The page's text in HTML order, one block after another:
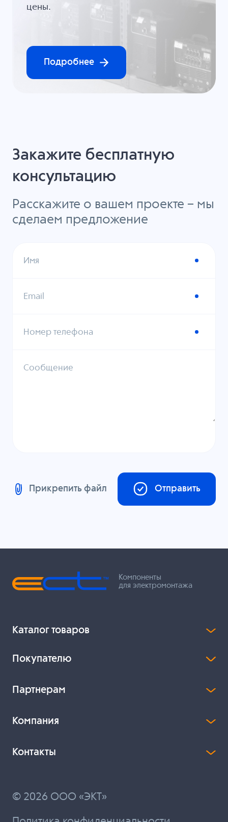
цены.
Подробнее
Закажите бесплатную
консультацию
Расскажите о вашем проекте – мы
сделаем предложение
Имя
Email
Номер телефона
Сообщение
Прикрепить файл Отправить
Компоненты
для электромонтажа
Каталог товаров
Покупателю
Партнерам
Компания
Контакты
© 2026 ООО «ЭКТ»